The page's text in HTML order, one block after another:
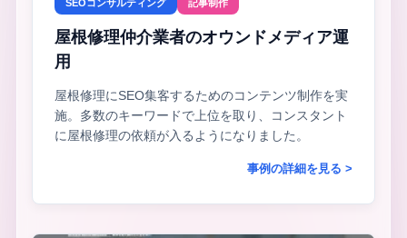
SEOコンサルティング 記事制作
屋根修理仲介業者のオウンドメディア運
用
屋根修理にSEO集客するためのコンテンツ制作を実
施。多数のキーワードで上位を取り、コンスタント
に屋根修理の依頼が入るようになりました。
事例の詳細を見る >